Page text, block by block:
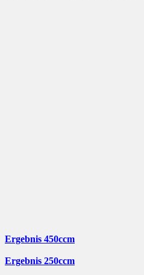
Ergebnis 450ccm
Ergebnis 250ccm